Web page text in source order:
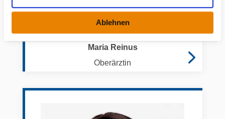
Ablehnen
Maria Reinus
Oberärztin